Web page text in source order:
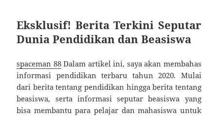
Eksklusif! Berita Terkini Seputar
Dunia Pendidikan dan Beasiswa
spaceman 88Dalam artikel ini, saya akan membahas
informasi pendidikan terbaru tahun 2020. Mulai
dari berita tentang pendidikan hingga berita tentang
beasiswa, serta informasi seputar beasiswa yang
bisa membantu para pelajar dan mahasiswa untuk